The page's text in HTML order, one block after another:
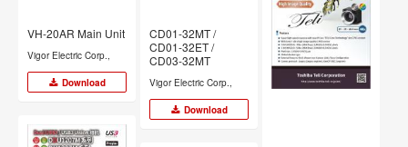
VH-20AR Main Unit
Vigor Electric Corp.,
Download
CD01-32MT /
CD01-32ET /
CD03-32MT
Vigor Electric Corp.,
Download